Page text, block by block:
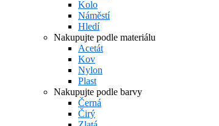
Kolo
Náměstí
Hledí
Nakupujte podle materiálu
Acetát
Kov
Nylon
Plast
Nakupujte podle barvy
Černá
Čirý